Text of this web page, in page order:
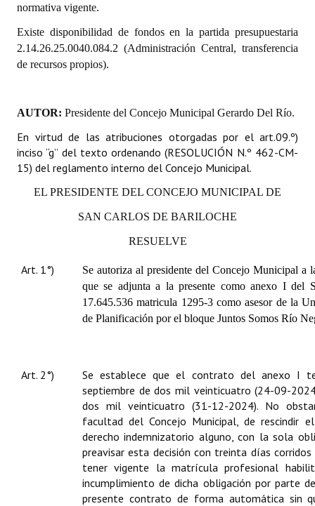
Premio al Mérito - Registro
Audiencias Públicas - Registro
Ciudadano Ilustre - Registro
Banca del Vecino - Registro
Huéspedes de Honor - Registro
Antiguos Pobladores - Registro
Reconocimientos - Registro
Bariloche, Municipio intercultural
Entrega de distinciones
normativa vigente.
Existe disponibilidad de fondos en la partida presupuestaria
2.14.26.25.0040.084.2 (Administración Central, transferencia
de recursos propios).
AUTOR: Presidente del Concejo Municipal Gerardo Del Río.
En virtud de las atribuciones otorgadas por el art.09.º)
inciso “g” del texto ordenando (RESOLUCIÓN N.º 462-CM-
15) del reglamento interno del Concejo Municipal.
EL PRESIDENTE DEL CONCEJO MUNICIPAL DE
SAN CARLOS DE BARILOCHE
RESUELVE
Art. 1°)
Se autoriza al presidente del Concejo Municipal a
que se adjunta a la presente como anexo I del
17.645.536 matricula 1295-3 como asesor de la
de Planificación por el bloque Juntos Somos Río
Art. 2°)
Se establece que el contrato del anexo I
septiembre de dos mil veinticuatro (24-09-
dos mil veinticuatro (31-12-2024). No
facultad del Concejo Municipal, de rescindir
derecho indemnizatorio alguno, con la sola
preavisar esta decisión con treinta días
tener vigente la matrícula profesional
incumplimiento de dicha obligación por parte
presente contrato de forma automática sin